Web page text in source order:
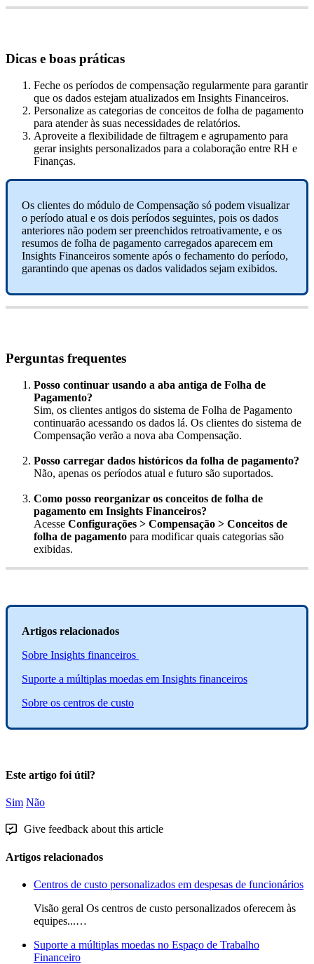
Dicas e boas práticas
Feche os períodos de compensação regularmente para garantir
que os dados estejam atualizados em Insights Financeiros.
Personalize as categorias de conceitos de folha de pagamento
para atender às suas necessidades de relatórios.
Aproveite a flexibilidade de filtragem e agrupamento para
gerar insights personalizados para a colaboração entre RH e
Finanças.
Os clientes do módulo de Compensação só podem visualizar
o período atual e os dois períodos seguintes, pois os dados
anteriores não podem ser preenchidos retroativamente, e os
resumos de folha de pagamento carregados aparecem em
Insights Financeiros somente após o fechamento do período,
garantindo que apenas os dados validados sejam exibidos.
Perguntas frequentes
Posso continuar usando a aba antiga de Folha de
Pagamento?
Sim, os clientes antigos do sistema de Folha de Pagamento
continuarão acessando os dados lá. Os clientes do sistema de
Compensação verão a nova aba Compensação.
Posso carregar dados históricos da folha de pagamento?
Não, apenas os períodos atual e futuro são suportados.
Como posso reorganizar os conceitos de folha de
pagamento em Insights Financeiros?
Acesse Configurações > Compensação > Conceitos de
folha de pagamento para modificar quais categorias são
exibidas.
Artigos relacionados
Sobre Insights financeiros
Suporte a múltiplas moedas em Insights financeiros
Sobre os centros de custo
Este artigo foi útil?
Sim Não
Give feedback about this article
Artigos relacionados
Centros de custo personalizados em despesas de funcionários
Visão geral Os centros de custo personalizados oferecem às
equipes...…
Suporte a múltiplas moedas no Espaço de Trabalho
Financeiro